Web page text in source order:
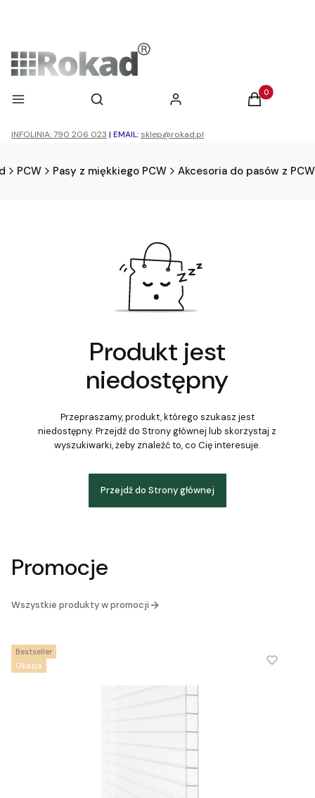
Menu Otwórz wyszukiwarkę
Szukaj Zaloguj się Produkty w
Koszyk
INFOLINIA: 790 206 023 | EMAIL: sklep@rokad.pl
PCW Pasy z miękkiego PCW Akcesoria do pasów z PCW
Produkt jest
niedostępny
Przepraszamy, produkt, którego szukasz jest
niedostępny. Przejdź do Strony głównej lub skorzystaj z
wyszukiwarki, żeby znaleźć to, co Cię interesuje.
Przejdź do Strony głównej
Promocje
Wszystkie produkty w promocji
Okazja
Bestseller